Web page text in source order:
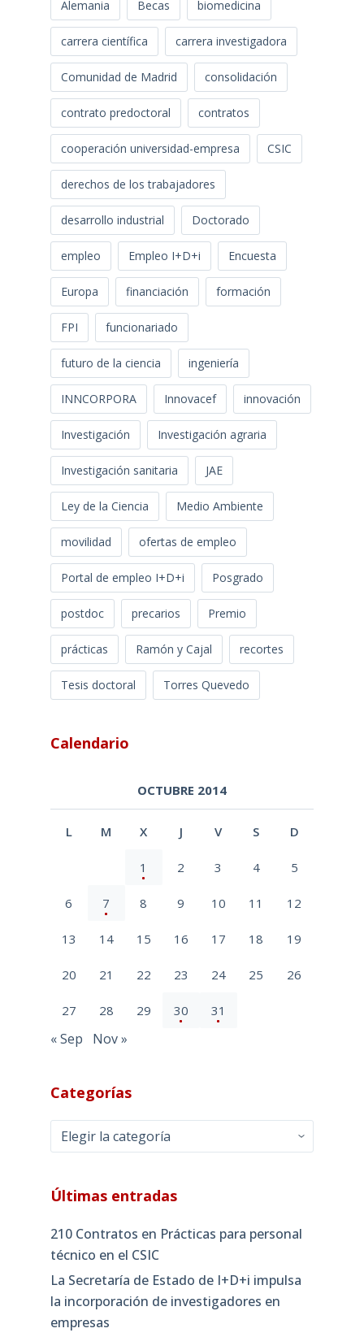
Alemania Becas biomedicina
carrera científica carrera investigadora
Comunidad de Madrid consolidación
contrato predoctoral contratos
cooperación universidad-empresa CSIC
derechos de los trabajadores
desarrollo industrial Doctorado
empleo Empleo I+D+i Encuesta
Europa financiación formación
FPI funcionariado
futuro de la ciencia ingeniería
INNCORPORA Innovacef innovación
Investigación Investigación agraria
Investigación sanitaria JAE
Ley de la Ciencia Medio Ambiente
movilidad ofertas de empleo
Portal de empleo I+D+i Posgrado
postdoc precarios Premio
prácticas Ramón y Cajal recortes
Tesis doctoral Torres Quevedo
Calendario
OCTUBRE 2014
L M X J V S D
1 2 3 4 5
6 7 8 9 10 11 12
13 14 15 16 17 18 19
20 21 22 23 24 25 26
27 28 29 30 31
« Sep Nov »
Categorías
Categorías
Últimas entradas
210 Contratos en Prácticas para personal
técnico en el CSIC
La Secretaría de Estado de I+D+i impulsa
la incorporación de investigadores en
empresas